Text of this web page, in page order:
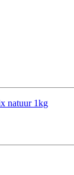
natuur 1kg